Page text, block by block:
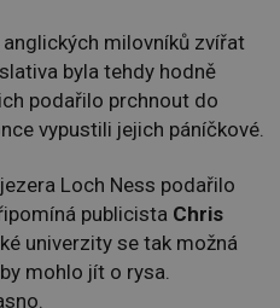
milovníků zvířat
byla tehdy hodně
podařilo prchnout do
vypustili jejich páníčkové.
Loch Ness podařilo
publicista Chris
univerzity se tak možná
mohlo jít o rysa.